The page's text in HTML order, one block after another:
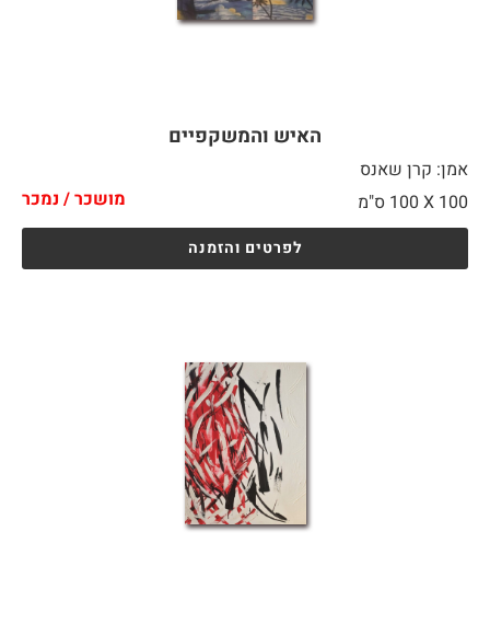
האיש והמשקפיים
אמן: קרן שאנס
100 X
מושכר / נמכר
לפרטים והזמנה